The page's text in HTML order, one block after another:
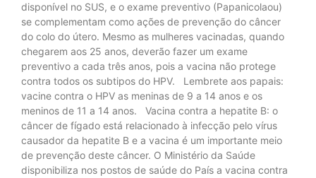
disponível no SUS, e o exame preventivo (Papanicolaou)
se complementam como ações de prevenção do câncer
do colo do útero. Mesmo as mulheres vacinadas, quando
chegarem aos 25 anos, deverão fazer um exame
preventivo a cada três anos, pois a vacina não protege
contra todos os subtipos do HPV. Lembrete aos papais:
vacine contra o HPV as meninas de 9 a 14 anos e os
meninos de 11 a 14 anos. Vacina contra a hepatite B: o
câncer de fígado está relacionado à infecção pelo vírus
causador da hepatite B e a vacina é um importante meio
de prevenção deste câncer. O Ministério da Saúde
disponibiliza nos postos de saúde do País a vacina contra